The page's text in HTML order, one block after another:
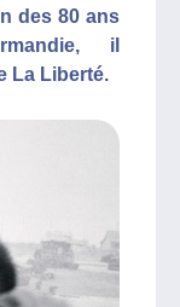
des 80 ans
il
La Liberté.